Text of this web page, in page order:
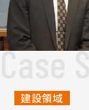
Case
建設領域